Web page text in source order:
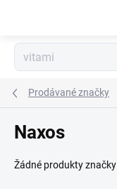
Prodávané značky
Naxos
Žádné produkty značky